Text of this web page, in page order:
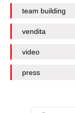
team building
vendita
video
press